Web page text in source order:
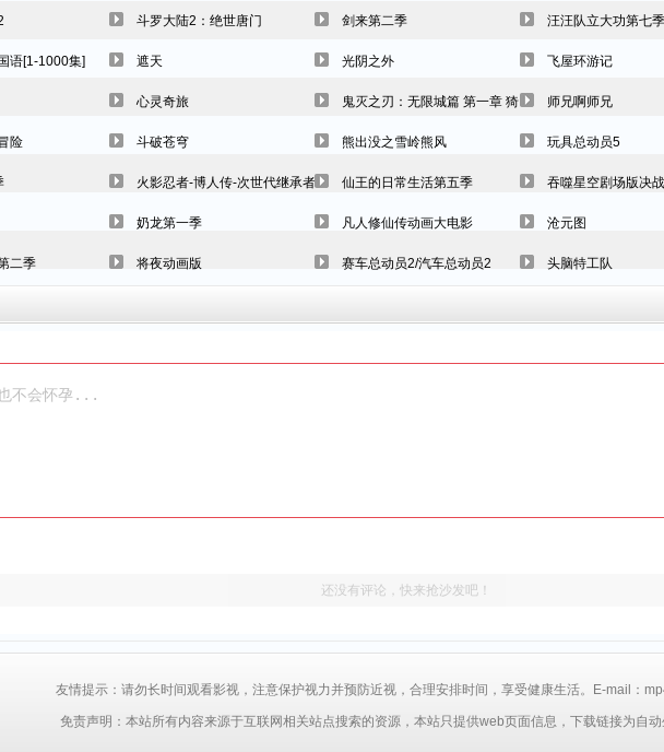
斗罗大陆2：绝世唐门 剑来第二季 汪汪队立大功第七
语[1-1000集] 遮天 光阴之外 飞屋环游记
心灵奇旅 鬼灭之刃：无限城篇 第一章 猗窝座再袭师兄啊师兄
险 斗破苍穹 熊出没之雪岭熊风 玩具总动员5
火影忍者-博人传-次世代继承者 仙王的日常生活第五季 吞噬星空剧场版决
奶龙第一季 凡人修仙传动画大电影 沧元图
二季 将夜动画版 赛车总动员2/汽车总动员2 头脑特工队
还没有评论，快来抢沙发吧！
友情提示：请勿长时间观看影视，注意保护视力并预防近视，合理安排时间，享受健康生活。E-mail：
免责声明：本站所有内容来源于互联网相关站点搜索的资源，本站只提供web页面信息，下载链接为自动